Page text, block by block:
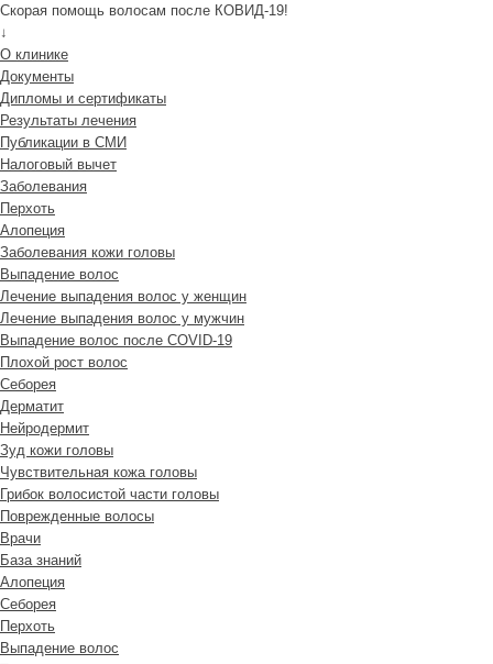
Скорая помощь волосам после КОВИД-19!
↓
О клинике
Документы
Дипломы и сертификаты
Результаты лечения
Публикации в СМИ
Налоговый вычет
Заболевания
Перхоть
Алопеция
Заболевания кожи головы
Выпадение волос
Лечение выпадения волос у женщин
Лечение выпадения волос у мужчин
Выпадение волос после COVID-19
Плохой рост волос
Cеборея
Дерматит
Нейродермит
Зуд кожи головы
Чувствительная кожа головы
Грибок волосистой части головы
Поврежденные волосы
Врачи
База знаний
Алопеция
Себорея
Перхоть
Выпадение волос